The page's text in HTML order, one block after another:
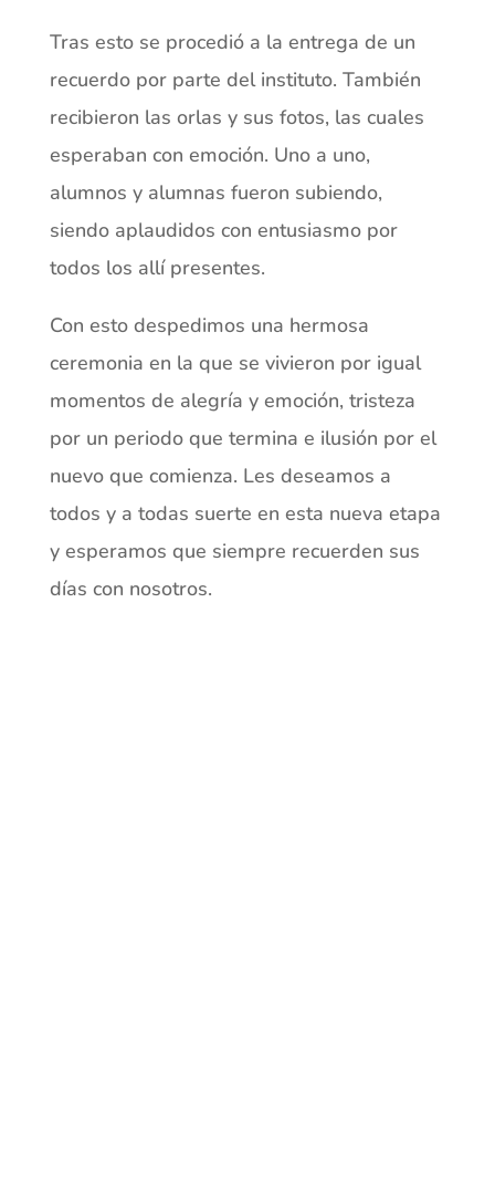
Tras esto se procedió a la entrega de un
recuerdo por parte del instituto. También
recibieron las orlas y sus fotos, las cuales
esperaban con emoción. Uno a uno,
alumnos y alumnas fueron subiendo,
siendo aplaudidos con entusiasmo por
todos los allí presentes.
Con esto despedimos una hermosa
ceremonia en la que se vivieron por igual
momentos de alegría y emoción, tristeza
por un periodo que termina e ilusión por el
nuevo que comienza. Les deseamos a
todos y a todas suerte en esta nueva etapa
y esperamos que siempre recuerden sus
días con nosotros.